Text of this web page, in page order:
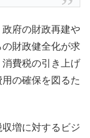
府の財政再建や
財政健全化が求
費税の引き上げ
の確保を図るた
増に対するビジ